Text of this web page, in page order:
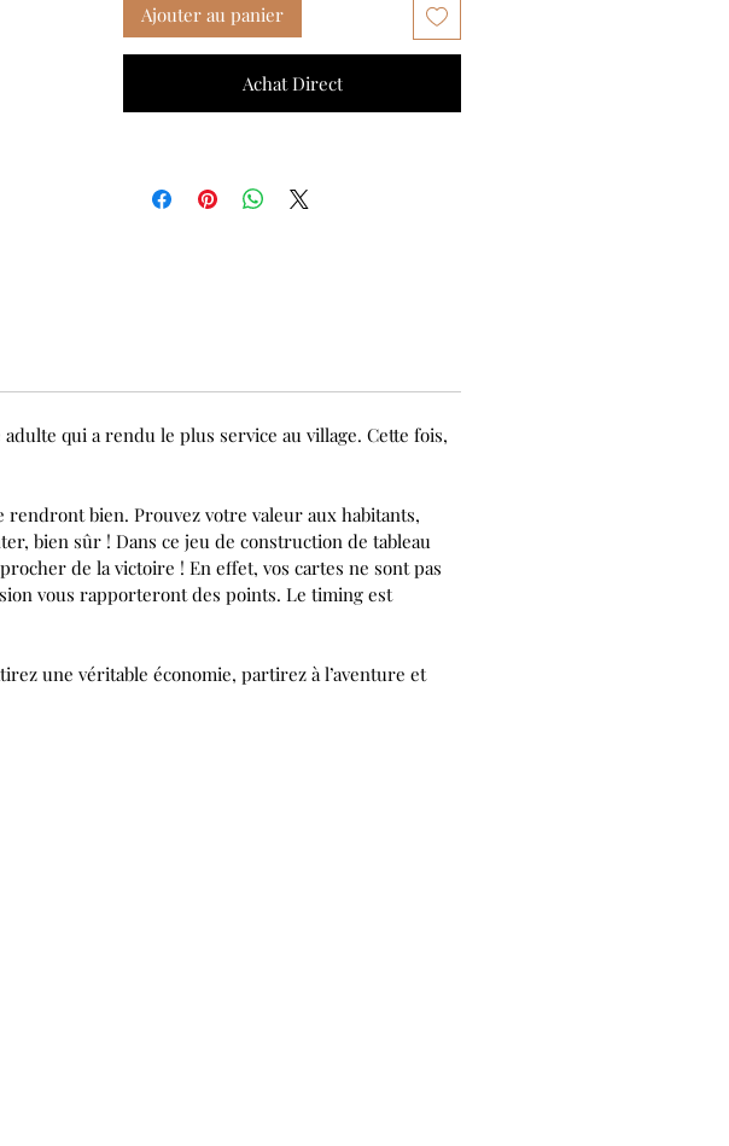
Ajouter au panier
Achat Direct
qui a rendu le plus service au village. Cette fois,
bien. Prouvez votre valeur aux habitants,
bien sûr ! Dans ce jeu de construction de tableau
de la victoire ! En effet, vos cartes ne sont pas
vous rapporteront des points. Le timing est
une véritable économie, partirez à l’aventure et